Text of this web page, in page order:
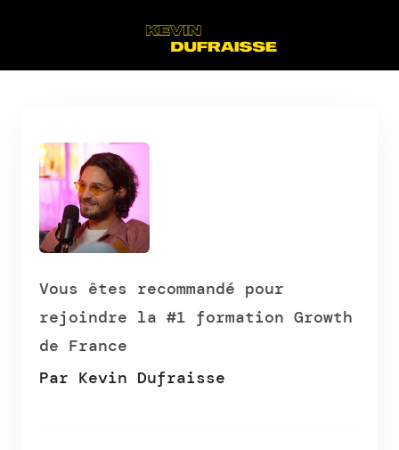
Vous êtes recommandé pour
rejoindre la #1 formation Growth
de France
Par Kevin Dufraisse